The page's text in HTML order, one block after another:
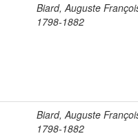
Biard, Auguste
1798-1882
Biard, Auguste
1798-1882